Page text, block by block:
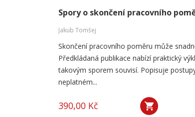
Spory o skončení pracovního
Jakub Tomšej
Skončení pracovního poměru může
Předkládaná publikace nabízí praktický
takovým sporem souvisí. Popisuje
neplatném...
390,00 Kč